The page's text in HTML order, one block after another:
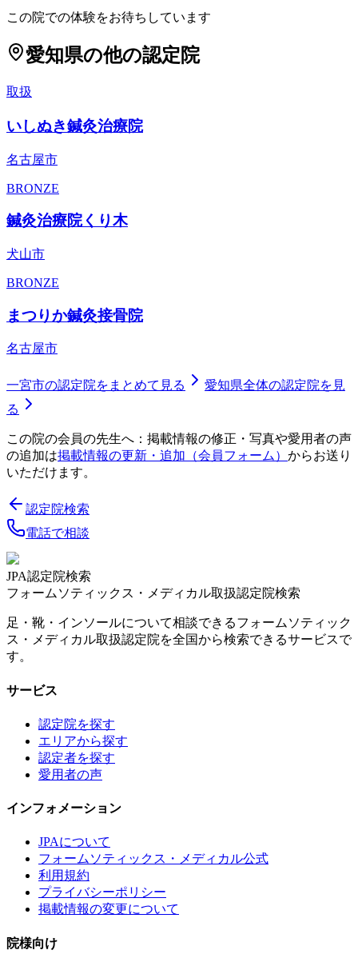
この院での体験をお待ちしています
愛知県の他の認定院
取扱
いしぬき鍼灸治療院
名古屋市
BRONZE
鍼灸治療院くり木
犬山市
BRONZE
まつりか鍼灸接骨院
名古屋市
一宮市の認定院をまとめて見る 愛知県全体の認定院を見
る
この院の会員の先生へ：掲載情報の修正・写真や愛用者の声
の追加は掲載情報の更新・追加（会員フォーム） からお送り
いただけます。
認定院検索
電話で相談
JPA認定院検索
フォームソティックス・メディカル取扱認定院検索
足・靴・インソールについて相談できるフォームソティック
ス・メディカル取扱認定院を全国から検索できるサービスで
す。
サービス
認定院を探す
エリアから探す
認定者を探す
愛用者の声
インフォメーション
JPAについて
フォームソティックス・メディカル公式
利用規約
プライバシーポリシー
掲載情報の変更について
院様向け